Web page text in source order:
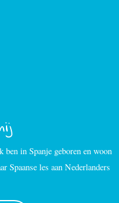
in Spanje geboren en woon
Spaanse les aan Nederlanders